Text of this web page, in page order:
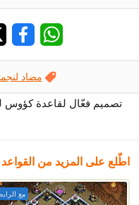
مضاد
تصميم فعّال لقاعدة كؤوس
اطّلع على المزيد من القواعد
مع